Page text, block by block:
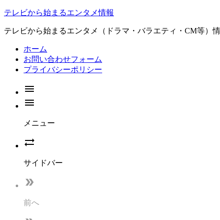
テレビから始まるエンタメ情報
テレビから始まるエンタメ（ドラマ・バラエティ・CM等）
ホーム
お問い合わせフォーム
プライバシーポリシー


メニュー

サイドバー

前へ